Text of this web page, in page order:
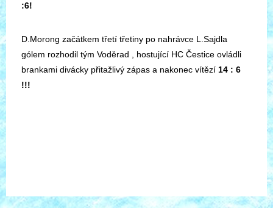
:6!
D.Morong začátkem třetí třetiny po nahrávce L.Sajdla
gólem rozhodil tým Voděrad , hostující HC Čestice ovládli
brankami divácky přitažlivý zápas a nakonec vítězí 14 : 6
!!!